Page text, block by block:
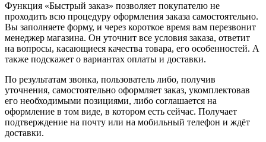
Функция «Быстрый заказ» позволяет покупателю не
проходить всю процедуру оформления заказа самостоятельно.
Вы заполняете форму, и через короткое время вам перезвонит
менеджер магазина. Он уточнит все условия заказа, ответит
на вопросы, касающиеся качества товара, его особенностей. А
также подскажет о вариантах оплаты и доставки.
По результатам звонка, пользователь либо, получив
уточнения, самостоятельно оформляет заказ, укомплектовав
его необходимыми позициями, либо соглашается на
оформление в том виде, в котором есть сейчас. Получает
подтверждение на почту или на мобильный телефон и ждёт
доставки.